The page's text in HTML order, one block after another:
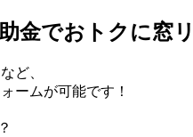
金でおトクに窓
ど、
ームが可能です！